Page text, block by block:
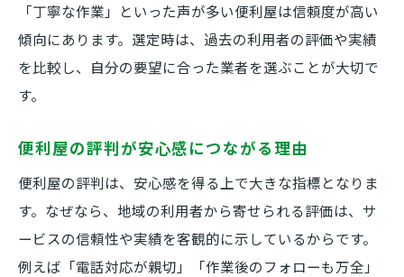
「丁寧な作業」といった声が多い便利屋は信頼度が高い
傾向にあります。選定時は、過去の利用者の評価や実績
を比較し、自分の要望に合った業者を選ぶことが大切で
す。
便利屋の評判が安心感につながる理由
便利屋の評判は、安心感を得る上で大きな指標となりま
す。なぜなら、地域の利用者から寄せられる評価は、サ
ービスの信頼性や実績を客観的に示しているからです。
例えば「電話対応が親切」「作業後のフォローも万全」